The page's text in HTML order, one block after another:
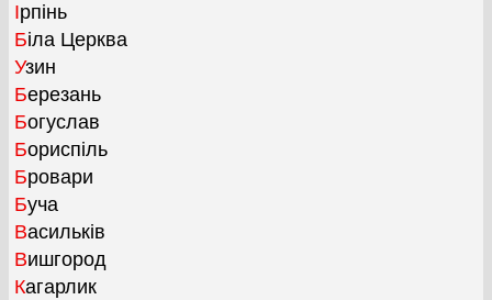
Ірпінь
Біла Церква
Узин
Березань
Богуслав
Бориспіль
Бровари
Буча
Васильків
Вишгород
Кагарлик